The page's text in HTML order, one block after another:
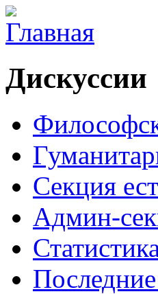
Дискуссии
Секция
Админ-